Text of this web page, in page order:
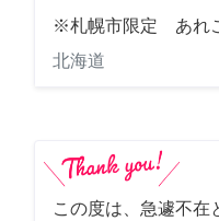
※札幌市限定 あれ
北海道
この度は、急遽不在